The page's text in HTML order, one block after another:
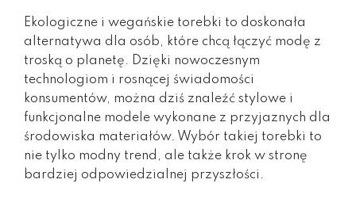
Ekologiczne i wegańskie torebki to doskonała
alternatywa dla osób, które chcą łączyć modę z
troską o planetę. Dzięki nowoczesnym
technologiom i rosnącej świadomości
konsumentów, można dziś znaleźć stylowe i
funkcjonalne modele wykonane z przyjaznych dla
środowiska materiałów. Wybór takiej torebki to
nie tylko modny trend, ale także krok w stronę
bardziej odpowiedzialnej przyszłości.